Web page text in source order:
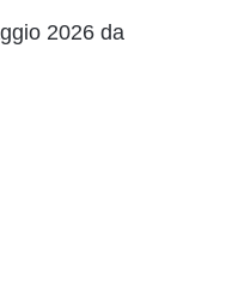
2026 da